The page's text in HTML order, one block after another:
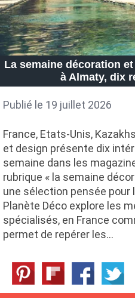
La semaine décoration
à Almaty, dix
Publié le 19 juillet 2026
France, Etats-Unis,
et design présente dix
semaine dans les
rubrique « la semaine
une sélection pensée
Planète Déco explore les
spécialisés, en France
permet de repérer les…